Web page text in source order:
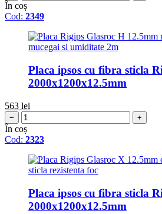
În coș
Cod: 2349
Placa ipsos cu fibra sticla
2000x1200x12.5mm
563 lei
− +
În coș
Cod: 2323
Placa ipsos cu fibra sticla
2000x1200x12.5mm